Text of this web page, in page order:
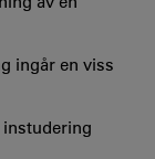
ingår en viss